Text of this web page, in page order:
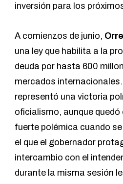
inversión para los
A comienzos de junio,
una ley que habilita a la
deuda por hasta 600
mercados
representó una victoria
oficialismo, aunque quedó
fuerte polémica cuando
el que el gobernador
intercambio con el
durante la misma sesión